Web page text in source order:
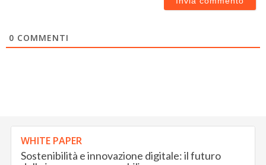
0 COMMENTI
WHITE PAPER
Sostenibilità e innovazione digitale: il futuro